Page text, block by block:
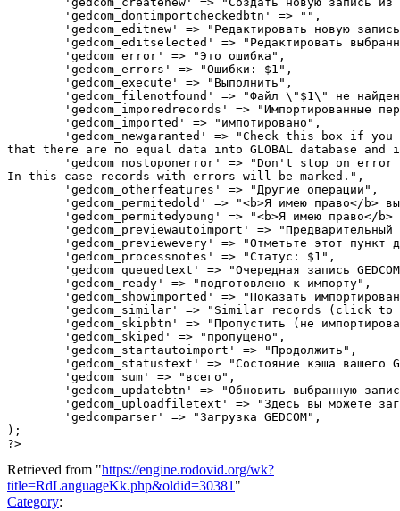
Retrieved from "https://engine.rodovid.org/wk?
title=RdLanguageKk.php&oldid=30381"
Category: